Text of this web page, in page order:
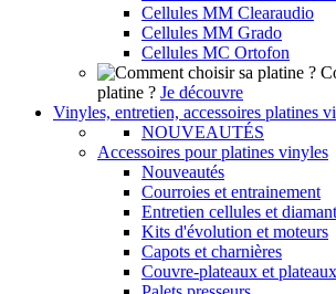
Cellules MM Clearaudio
Cellules MM Grado
Cellules MC Ortofon
platine ? Je découvre
Vinyles, entretien, accessoires platines
NOUVEAUTÉS
Accessoires pour platines vinyles
Nouveautés
Courroies et entrainement
Entretien cellules et
Kits d'évolution et moteurs
Capots et charnières
Couvre-plateaux et plateaux